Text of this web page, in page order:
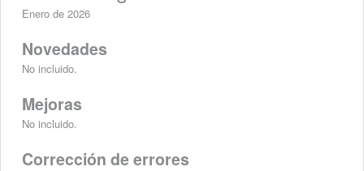
Enero de 2026
Novedades
No incluido.
Mejoras
No incluido.
Corrección de errores